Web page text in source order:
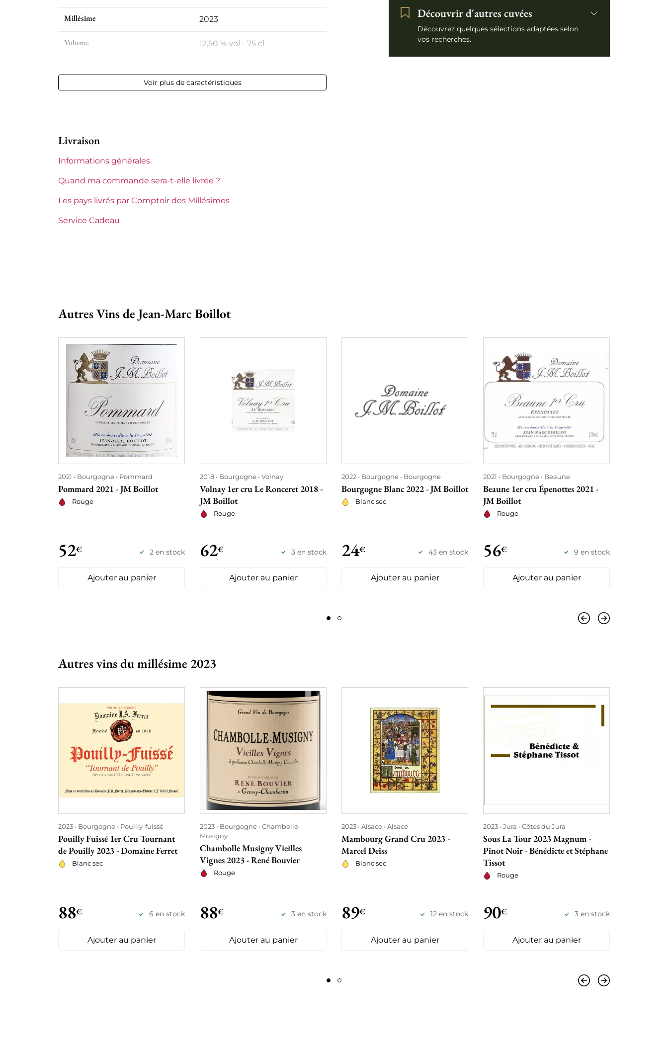
Découvrir d'autres cuvées
Découvrez quelques sélections adaptées selon
vos recherches.
Millésime 2023
Volume 12,50 % vol - 75 cl
Niveau Parfait
Région
Maturité
Voir plus de caractéristiques
Livraison
Informations générales
Quand ma commande sera-t-elle livrée ?
Les pays livrés par Comptoir des Millésimes
Service Cadeau
Autres Vins de Jean-Marc Boillot
2021 Bourgogne Pommard
Pommard 2021 - JM Boillot
Rouge
52€ 2 en stock
Ajouter au panier
2018 Bourgogne Volnay
Volnay 1er cru Le Ronceret 2018 -
JM Boillot
Rouge
62€ 3 en stock
Ajouter au panier
2022 Bourgogne Bourgogne
Bourgogne Blanc 2022 - JM Boillot
Blanc sec
24€ 43 en stock
Ajouter au panier
2021 Bourgogne Beaune
Beaune 1er cru Épenottes 2021 -
JM Boillot
Rouge
56€ 9 en stock
Ajouter au panier
Autres vins du millésime 2023
2023 Bourgogne Pouilly-fuissé
Pouilly Fuissé 1er Cru Tournant
de Pouilly 2023 - Domaine Ferret
Blanc sec
88€ 6 en stock
Ajouter au panier
2023 Bourgogne
Chambolle-
Musigny
Chambolle Musigny Vieilles
Vignes 2023 - René Bouvier
Rouge
88€ 3 en stock
Ajouter au panier
2023 Alsace Alsace
Mambourg Grand Cru 2023 -
Marcel Deiss
Blanc sec
89€ 12 en stock
Ajouter au panier
2023 Jura Côtes du Jura
Sous La Tour 2023 Magnum -
Pinot Noir - Bénédicte et Stéphane
Tissot
Rouge
90€ 3 en stock
Ajouter au panier